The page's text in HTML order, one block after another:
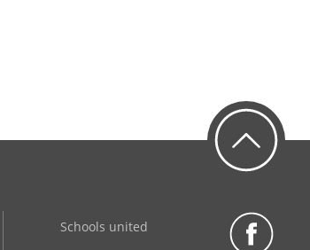
Schools united